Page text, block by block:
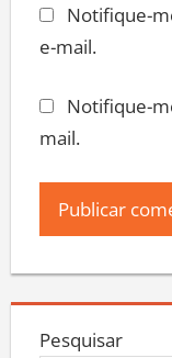
Notifique-
e-mail.
Notifique-
mail.
Pesquisar